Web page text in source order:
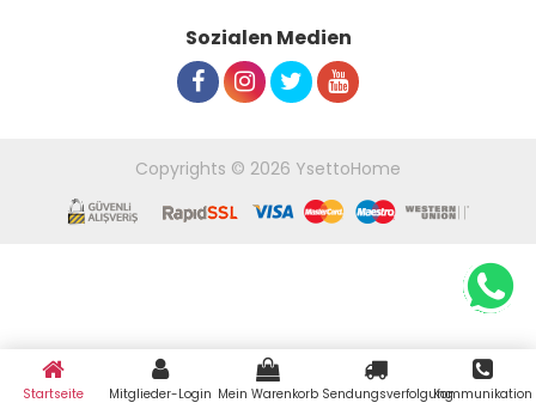
Sozialen Medien
Copyrights © 2026 YsettoHome
Startseite Mitglieder-Login Mein Warenkorb SendungsverfolgungKommunikation